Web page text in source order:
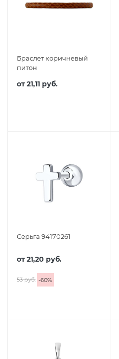
Браслет коричневый
питон
от21,11 руб.
Серьга 94170261
от21,20 руб.
53 руб. -60%